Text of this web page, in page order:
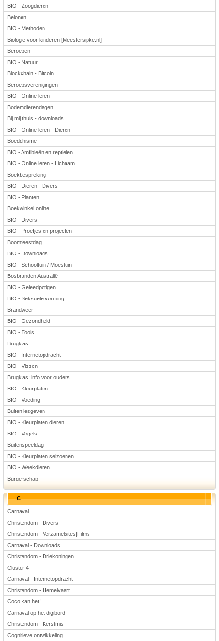
BIO - Zoogdieren
Belonen
BIO - Methoden
Biologie voor kinderen [Meestersipke.nl]
Beroepen
BIO - Natuur
Blockchain - Bitcoin
Beroepsverenigingen
BIO - Online leren
Bodemdierendagen
Bij mij thuis - downloads
BIO - Online leren - Dieren
Boeddhisme
BIO - Amfibieën en reptielen
BIO - Online leren - Lichaam
Boekbespreking
BIO - Dieren - Divers
BIO - Planten
Boekwinkel online
BIO - Divers
BIO - Proefjes en projecten
Boomfeestdag
BIO - Downloads
BIO - Schooltuin / Moestuin
Bosbranden Australië
BIO - Geleedpotigen
BIO - Seksuele vorming
Brandweer
BIO - Gezondheid
BIO - Tools
Brugklas
BIO - Internetopdracht
BIO - Vissen
Brugklas: info voor ouders
BIO - Kleurplaten
BIO - Voeding
Buiten lesgeven
BIO - Kleurplaten dieren
BIO - Vogels
Buitenspeeldag
BIO - Kleurplaten seizoenen
BIO - Weekdieren
Burgerschap
C
Carnaval
Christendom - Divers
Christendom - Verzamelsites|Films
Carnaval - Downloads
Christendom - Driekoningen
Cluster 4
Carnaval - Internetopdracht
Christendom - Hemelvaart
Coco kan het!
Carnaval op het digibord
Christendom - Kerstmis
Cognitieve ontwikkeling